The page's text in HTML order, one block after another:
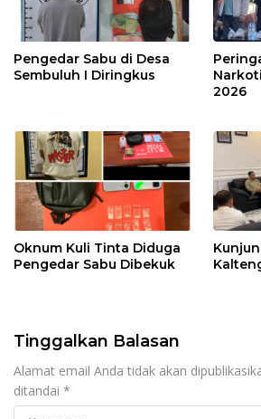
Pengedar Sabu di Desa
Sembuluh I Diringkus
2026
Oknum Kuli Tinta Diduga
Pengedar Sabu Dibekuk
Tinggalkan Balasan
Alamat email Anda tidak akan
ditandai *